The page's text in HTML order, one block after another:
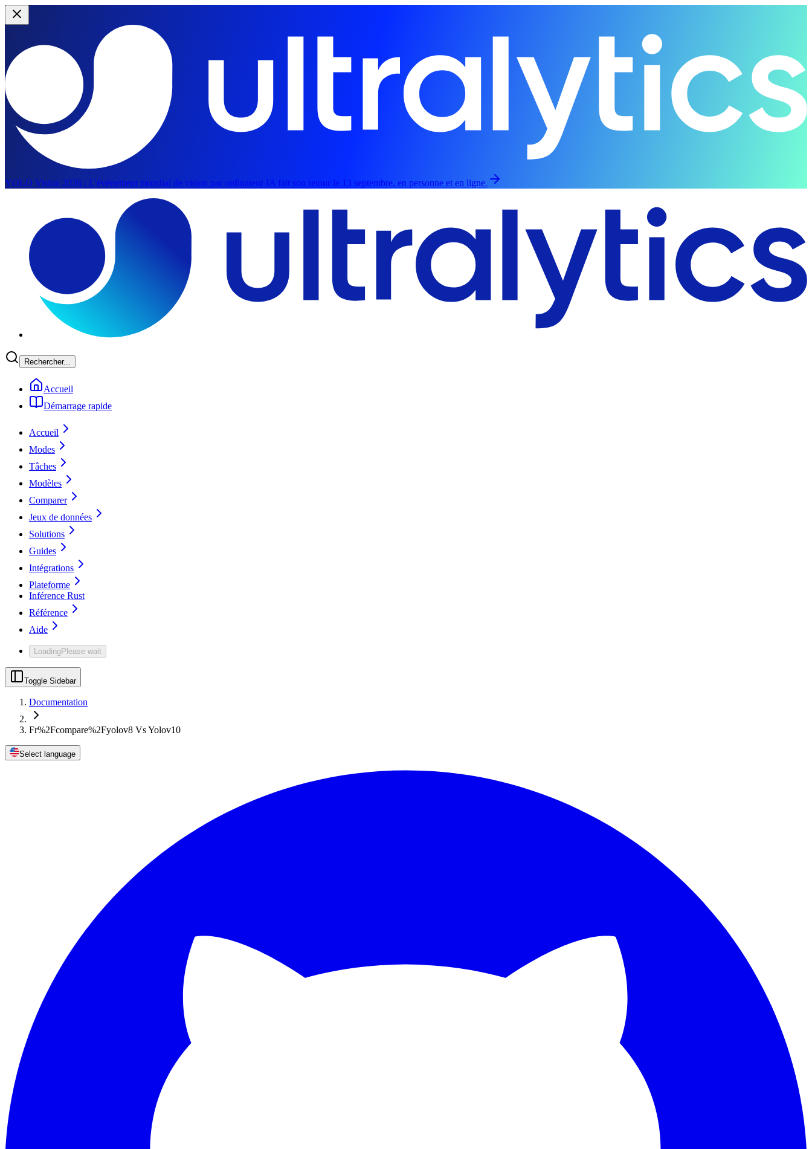
YOLO Vision 2026 : L'événement mondial de vision par ordinateur IA fait son retour le 13 septembre, en personne et en ligne.
Rechercher...
Accueil
Démarrage rapide
Accueil
Modes
Tâches
Modèles
Comparer
Jeux de données
Solutions
Guides
Intégrations
Plateforme
Inférence Rust
Référence
Aide
LoadingPlease wait
Toggle Sidebar
Documentation
Fr%2Fcompare%2Fyolov8 Vs Yolov10
Select language